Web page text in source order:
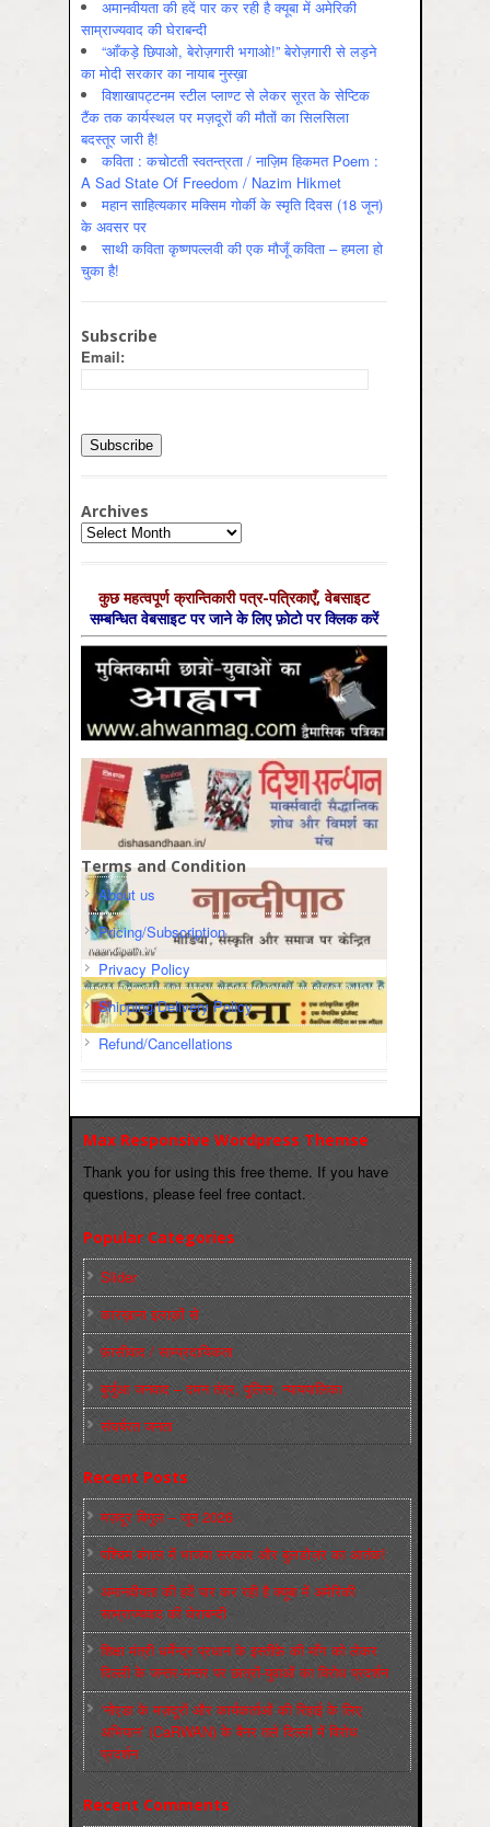
अमानवीयता की हदें पार कर रही है क्यूबा में अमेरिकी
साम्राज्यवाद की घेराबन्दी
“आँकड़े छिपाओ, बेरोज़गारी भगाओ!” बेरोज़गारी से लड़ने
का मोदी सरकार का नायाब नुस्ख़ा
विशाखापट्टनम स्टील प्लाण्ट से लेकर सूरत के सेप्टिक
टैंक तक कार्यस्थल पर मज़दूरों की मौतों का सिलसिला
बदस्तूर जारी है!
कविता : कचोटती स्वतन्त्रता / नाज़िम हिकमत Poem :
A Sad State Of Freedom / Nazim Hikmet
महान साहित्यकार मक्सिम गोर्की के स्मृति दिवस (18 जून)
के अवसर पर
साथी कविता कृष्णपल्लवी की एक मौजूँ कविता – हमला हो
चुका है!
Subscribe
Email:
Archives
Archives
कुछ महत्‍वपूर्ण क्रान्तिकारी पत्र-पत्रिकाएँ, वेबसाइट
सम्‍बन्धित वेबसाइट पर जाने के लिए फ़ोटो पर क्लिक करें
Terms and Condition
About us
Pricing/Subscription
Privacy Policy
Shipping/Delivery Policy
Refund/Cancellations
Max Responsive Wordpress Themse
Thank you for using this free theme. If you have
questions, please feel free contact.
Popular Categories
Slider
कारख़ाना इलाक़ों से
फ़ासीवाद / साम्‍प्रदायिकता
बुर्जुआ जनवाद – दमन तंत्र, पुलिस, न्‍यायपालिका
संघर्षरत जनता
Recent Posts
मज़दूर बिगुल – जून 2026
पश्चिम बंगाल में भाजपा सरकार और बुलडोज़र का आतंक!
अमानवीयता की हदें पार कर रही है क्यूबा में अमेरिकी
साम्राज्यवाद की घेराबन्दी
शिक्षा मंत्री धर्मेन्द्र प्रधान के इस्तीफ़े की माँग को लेकर
दिल्ली के जन्तर-मन्तर पर छात्रों-युवाओं का विरोध प्रदर्शन
‘नोएडा के मज़दूरों और कार्यकर्ताओं की रिहाई के लिए
अभियान’ (CaRWAN) के बैनर तले दिल्ली में विरोध
प्रदर्शन
Recent Comments